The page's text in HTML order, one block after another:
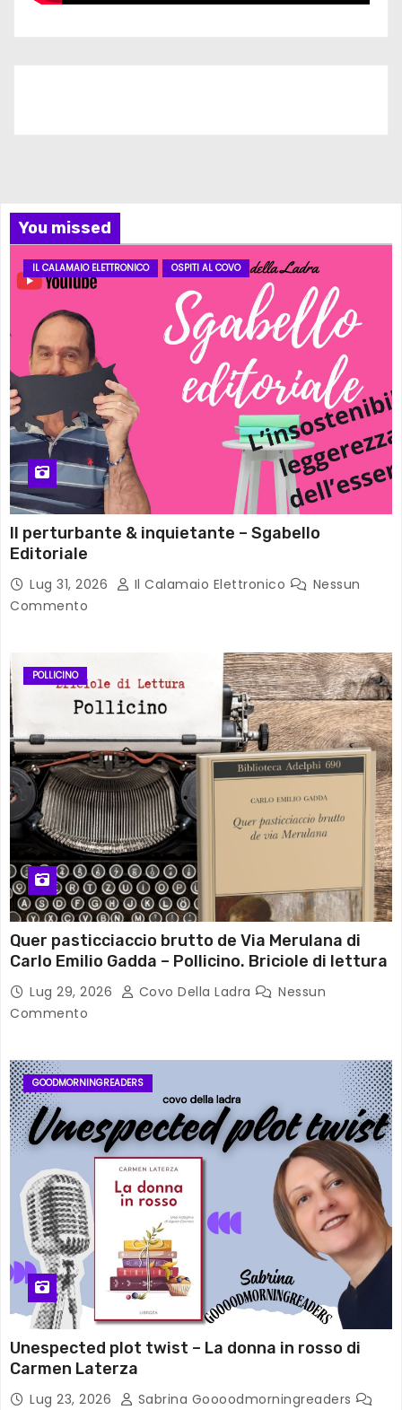
You missed
IL CALAMAIO ELETTRONICO OSPITI AL COVO
Il perturbante & inquietante – Sgabello
Editoriale
Lug 31, 2026 Il Calamaio Elettronico
Nessun
Commento
POLLICINO
Quer pasticciaccio brutto de Via Merulana di
Carlo Emilio Gadda – Pollicino. Briciole di lettura
Lug 29, 2026 Covo Della Ladra
Nessun
Commento
GOODMORNINGREADERS
Unespected plot twist – La donna in rosso di
Carmen Laterza
Lug 23, 2026
Sabrina Goooodmorningreaders